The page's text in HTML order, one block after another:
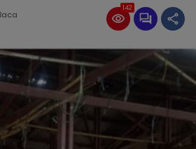
142